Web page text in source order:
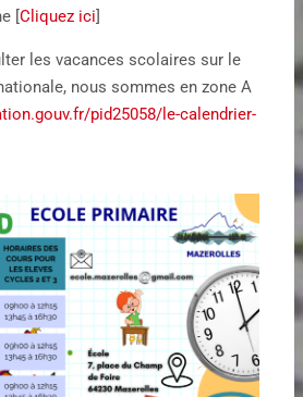
[Cliquez ici]
les vacances scolaires sur le
nous sommes en zone A
pid25058/le-calendrier-